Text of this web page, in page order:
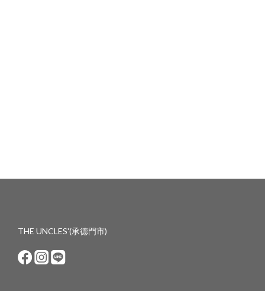
THE UNCLES'(承德門市)